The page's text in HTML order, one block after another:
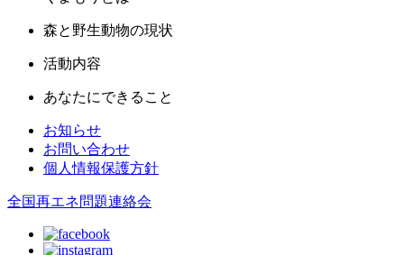
森と野生動物の現状
活動内容
あなたにできること
お知らせ
お問い合わせ
個人情報保護方針
全国再エネ問題連絡会